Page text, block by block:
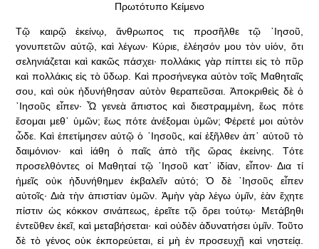
Πρωτότυπο Κείμενο
Τῷ καιρῷἐκείνῳ, ἄνθρωπος τις προσῆλθε τῷ ᾿Ιησοῦ,
γονυπετῶν αὐτῷ, καὶ λέγων· Κύριε, ἐλέησόν μου τὸν υἱόν, ὅτι
σεληνιάζεται καὶ κακῶς πάσχει· πολλάκις γὰρ πίπτει εἰς τὸ πῦρ
καὶ πολλάκις εἰς τὸ ὕδωρ. Καὶ προσήνεγκα αὐτὸν τοῖς Μαθηταῖς
σου, καὶ οὐκ ἠδυνήθησαν αὐτὸν θεραπεῦσαι. Ἀποκριθεὶς δὲ ὁ
᾿Ιησοῦς εἶπεν· Ὦ γενεὰ ἄπιστος καὶ διεστραμμένη, ἕως πότε
ἔσομαι μεθ᾿ ὑμῶν; ἕως πότε ἀνέξομαι ὑμῶν; Φέρετέ μοι αὐτὸν
ὧδε. Καὶ ἐπετίμησεν αὐτῷ ὁ ᾿Ιησοῦς, καί ἐξῆλθεν ἀπ᾿ αὐτοῦ τὸ
δαιμόνιον· καὶ ἰάθη ὁ παῖς ἀπὸ τῆς ὥρας ἐκείνης. Τότε
προσελθόντες οἱ Μαθηταί τῷ ᾿Ιησοῦ κατ᾿ ἰδίαν, εἶπον· Δια τί
ἡμεῖς οὐκ ἠδυνήθημεν ἐκβαλεῖν αὐτό; Ὁ δὲ ᾿Ιησοῦς εἶπεν
αὐτοῖς· Διὰ τὴν ἀπιστίαν ὑμῶν. Ἀμὴν γὰρ λέγω ὑμῖν, ἐὰν ἔχητε
πίστιν ὡς κόκκον σινάπεως, ἐρεῖτε τῷ ὄρει τούτῳ· Μετάβηθι
ἐντεῦθεν ἐκεῖ, καὶ μεταβήσεται· καὶ οὐδὲν ἀδυνατήσει ὑμῖν. Τοῦτο
δὲ τὸ γένος οὐκ ἐκπορεύεται, εἰ μὴ ἐν προσευχῇ καὶ νηστείᾳ.